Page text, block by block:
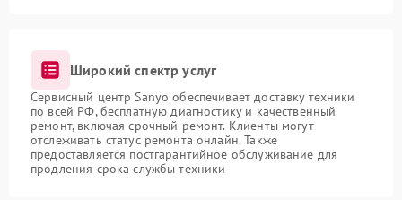
Широкий спектр услуг
Сервисный центр Sanyo обеспечивает доставку техники
по всей РФ, бесплатную диагностику и качественный
ремонт, включая срочный ремонт. Клиенты могут
отслеживать статус ремонта онлайн. Также
предоставляется постгарантийное обслуживание для
продления срока службы техники